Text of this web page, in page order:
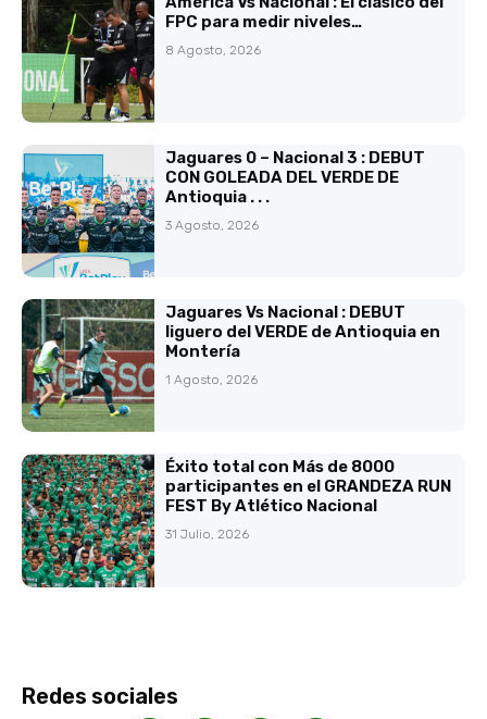
FPC para medir niveles…
8 Agosto, 2026
Jaguares 0 – Nacional 3 : DEBUT
CON GOLEADA DEL VERDE DE
Antioquia . . .
3 Agosto, 2026
Jaguares Vs Nacional : DEBUT
liguero del VERDE de Antioquia en
Montería
1 Agosto, 2026
Éxito total con Más de 8000
participantes en el GRANDEZA RUN
FEST By Atlético Nacional
31 Julio, 2026
Redes sociales